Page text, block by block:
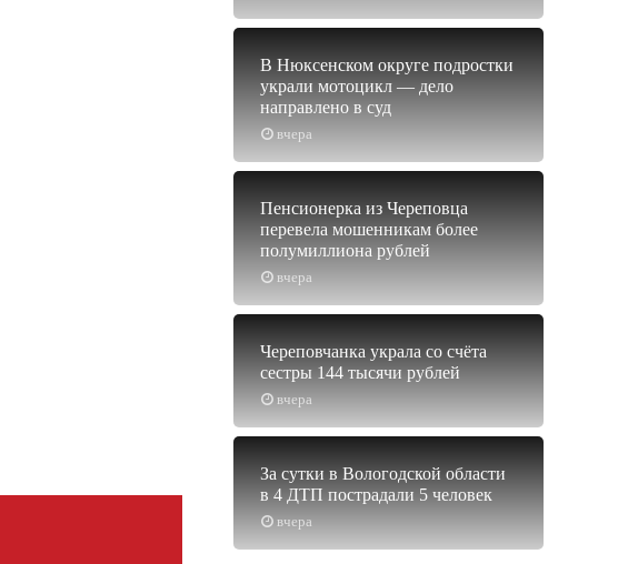
вчера
В Нюксенском округе подростки
украли мотоцикл — дело
направлено в суд
вчера
Пенсионерка из Череповца
перевела мошенникам более
полумиллиона рублей
вчера
Череповчанка украла со счёта
сестры 144 тысячи рублей
вчера
За сутки в Вологодской области
в 4 ДТП пострадали 5 человек